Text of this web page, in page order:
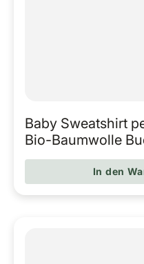
Baby Sweatshirt
Bio-Baumwolle
In den